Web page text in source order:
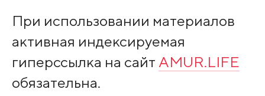
При использовании материалов
активная индексируемая
гиперссылка на сайт AMUR.LIFE
обязательна.